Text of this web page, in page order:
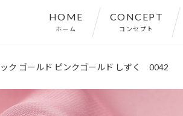
HOME
ホーム
CONCEPT
コンセプト
ク ゴールド ピンクゴールド しずく 0042